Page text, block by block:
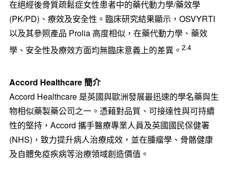
在絕經後骨質疏鬆症女性患者中的藥代動力學/藥效學
(PK/PD)、療效及安全性。臨床研究結果顯示，OSVYRTI
以及其參照產品 Prolia 高度相似，在藥代動力學、藥效
學、安全性及療效方面均無臨床意義上的差異。 2.4
Accord Healthcare 簡介
Accord Healthcare 是英國與歐洲發展最迅速的學名藥與生
物相似藥製藥公司之一。憑藉對品質、可接達性與可持續
性的堅持，Accord 攜手醫療專業人員及英國國民保健署
(NHS)，致力提升病人治療成效，並在腫瘤學、骨骼健康
及自體免疫疾病等治療領域創造價值。